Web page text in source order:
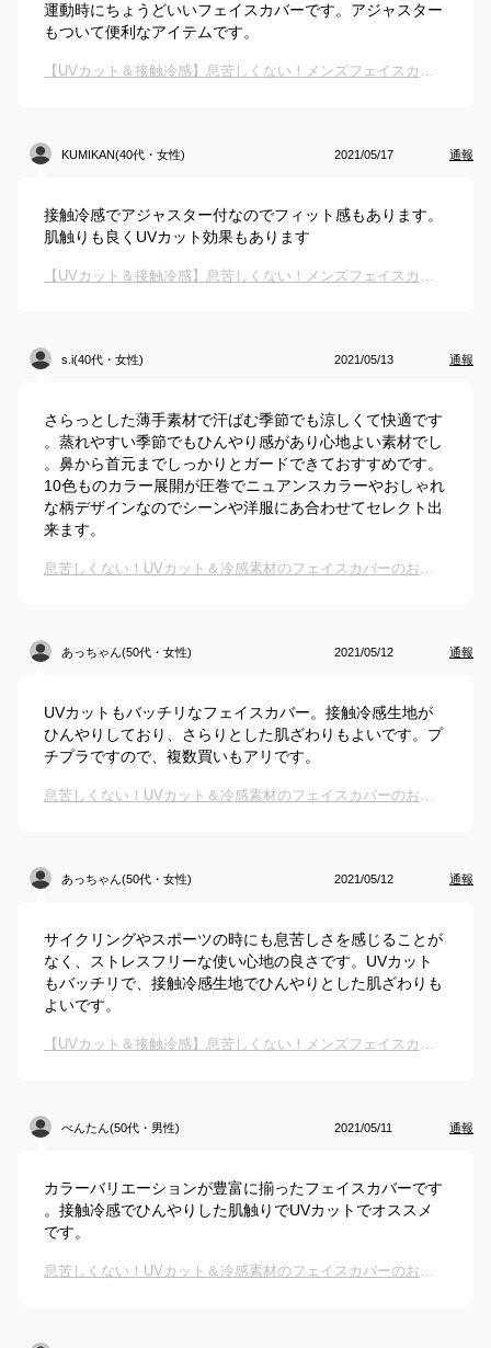
運動時にちょうどいいフェイスカバーです。アジャスター
もついて便利なアイテムです。
【UVカット＆接触冷感】息苦しくない！メンズフェイスカバー・マスク・ガードのおすすめは？
KUMIKAN(40代・女性) 2021/05/17 通報
接触冷感でアジャスター付なのでフィット感もあります。
肌触りも良くUVカット効果もあります
【UVカット＆接触冷感】息苦しくない！メンズフェイスカバー・マスク・ガードのおすすめは？
s.i(40代・女性) 2021/05/13 通報
さらっとした薄手素材で汗ばむ季節でも涼しくて快適です
。蒸れやすい季節でもひんやり感があり心地よい素材でし
。鼻から首元までしっかりとガードできておすすめです。
10色ものカラー展開が圧巻でニュアンスカラーやおしゃれ
な柄デザインなのでシーンや洋服にあ合わせてセレクト出
来ます。
息苦しくない！UVカット＆冷感素材のフェイスカバーのおすすめは？
あっちゃん(50代・女性) 2021/05/12 通報
UVカットもバッチリなフェイスカバー。接触冷感生地が
ひんやりしており、さらりとした肌ざわりもよいです。プ
チプラですので、複数買いもアリです。
息苦しくない！UVカット＆冷感素材のフェイスカバーのおすすめは？
あっちゃん(50代・女性) 2021/05/12 通報
サイクリングやスポーツの時にも息苦しさを感じることが
なく、ストレスフリーな使い心地の良さです。UVカット
もバッチリで、接触冷感生地でひんやりとした肌ざわりも
よいです。
【UVカット＆接触冷感】息苦しくない！メンズフェイスカバー・マスク・ガードのおすすめは？
べんたん(50代・男性) 2021/05/11 通報
カラーバリエーションが豊富に揃ったフェイスカバーです
。接触冷感でひんやりした肌触りでUVカットでオススメ
です。
息苦しくない！UVカット＆冷感素材のフェイスカバーのおすすめは？